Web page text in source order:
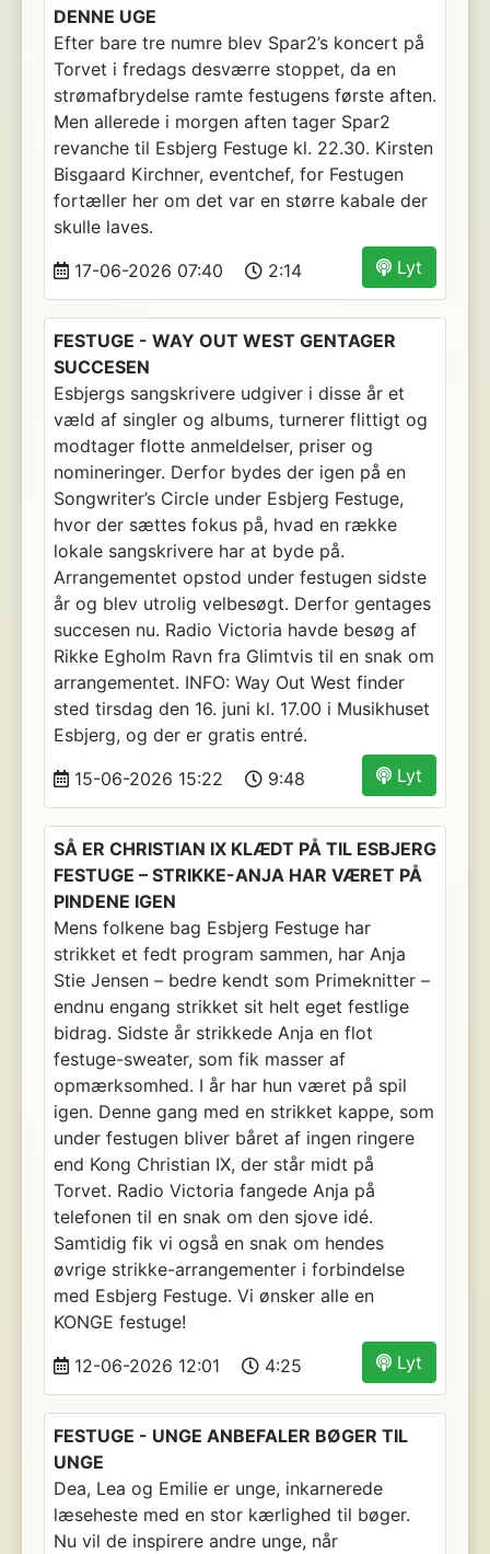
DENNE UGE
Efter bare tre numre blev Spar2’s koncert på
Torvet i fredags desværre stoppet, da en
strømafbrydelse ramte festugens første aften.
Men allerede i morgen aften tager Spar2
revanche til Esbjerg Festuge kl. 22.30. Kirsten
Bisgaard Kirchner, eventchef, for Festugen
fortæller her om det var en større kabale der
skulle laves.
Lyt
17-06-2026 07:40 2:14
FESTUGE - WAY OUT WEST GENTAGER
SUCCESEN
Esbjergs sangskrivere udgiver i disse år et
væld af singler og albums, turnerer flittigt og
modtager flotte anmeldelser, priser og
nomineringer. Derfor bydes der igen på en
Songwriter’s Circle under Esbjerg Festuge,
hvor der sættes fokus på, hvad en række
lokale sangskrivere har at byde på.
Arrangementet opstod under festugen sidste
år og blev utrolig velbesøgt. Derfor gentages
succesen nu. Radio Victoria havde besøg af
Rikke Egholm Ravn fra Glimtvis til en snak om
arrangementet. INFO: Way Out West finder
sted tirsdag den 16. juni kl. 17.00 i Musikhuset
Esbjerg, og der er gratis entré.
Lyt
15-06-2026 15:22 9:48
SÅ ER CHRISTIAN IX KLÆDT PÅ TIL ESBJERG
FESTUGE – STRIKKE-ANJA HAR VÆRET PÅ
PINDENE IGEN
Mens folkene bag Esbjerg Festuge har
strikket et fedt program sammen, har Anja
Stie Jensen – bedre kendt som Primeknitter –
endnu engang strikket sit helt eget festlige
bidrag. Sidste år strikkede Anja en flot
festuge-sweater, som fik masser af
opmærksomhed. I år har hun været på spil
igen. Denne gang med en strikket kappe, som
under festugen bliver båret af ingen ringere
end Kong Christian IX, der står midt på
Torvet. Radio Victoria fangede Anja på
telefonen til en snak om den sjove idé.
Samtidig fik vi også en snak om hendes
øvrige strikke-arrangementer i forbindelse
med Esbjerg Festuge. Vi ønsker alle en
KONGE festuge!
Lyt
12-06-2026 12:01 4:25
FESTUGE - UNGE ANBEFALER BØGER TIL
UNGE
Dea, Lea og Emilie er unge, inkarnerede
læseheste med en stor kærlighed til bøger.
Nu vil de inspirere andre unge, når